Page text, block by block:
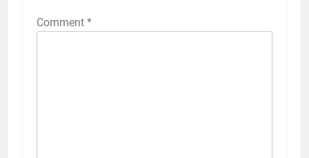
Comment *